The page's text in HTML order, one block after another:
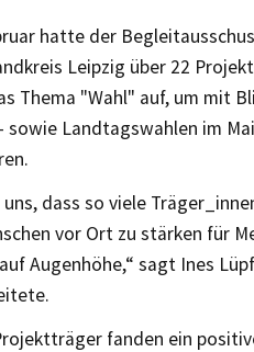
hatte der
Leipzig über 22
Thema "Wahl" auf, um mit
sowie Landtagswahlen im
uns, dass so viele
vor Ort zu stärken für
Augenhöhe,“ sagt Ines
fanden ein